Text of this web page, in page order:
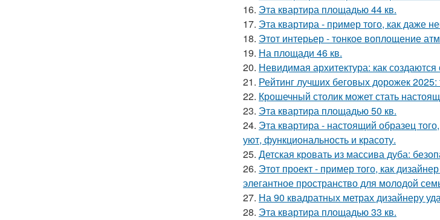
16. Эта квартира площадью 44 кв.
17. Эта квартира - пример того, как даже
18. Этот интерьер - тонкое воплощение
19. На площади 46 кв.
20. Невидимая архитектура: как
21. Рейтинг лучших беговых дорожек
22. Крошечный столик может стать
23. Эта квартира площадью 50 кв.
24. Эта квартира - настоящий образец
уют, функциональность и красоту.
25. Детская кровать из массива дуба:
26. Этот проект - пример того, как
элегантное пространство для молодой
27. На 90 квадратных метрах дизайнеру
28. Эта квартира площадью 33 кв.